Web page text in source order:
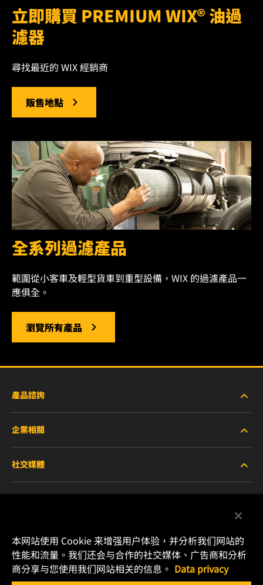
立即購買 PREMIUM WIX® 油過
濾器
尋找最近的 WIX 經銷商
販售地點
全系列過濾產品
範圍從小客車及輕型貨車到重型設備，WIX 的過濾產品一
應俱全。
瀏覽所有產品
產品諮詢
重型設備車輛
小客車與商用車
企業相關
關於WIX
聯絡我們
職涯發展
社交媒體
Instagram
YouTube
本网站使用 Cookie 来增强用户体验，并分析我们网站的
性能和流量。我们还会与合作的社交媒体、广告商和分析
商分享与您使用我们网站相关的信息。 Data privacy